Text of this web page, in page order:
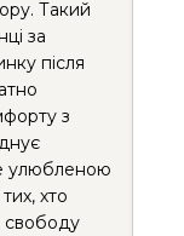
Такий
за
після
з
улюбленою
хто
свободу